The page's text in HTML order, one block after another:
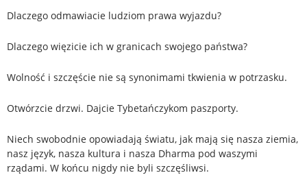
Dlaczego odmawiacie ludziom prawa wyjazdu?
Dlaczego więzicie ich w granicach swojego państwa?
Wolność i szczęście nie są synonimami tkwienia w potrzasku.
Otwórzcie drzwi. Dajcie Tybetańczykom paszporty.
Niech swobodnie opowiadają światu, jak mają się nasza ziemia,
nasz język, nasza kultura i nasza Dharma pod waszymi
rządami. W końcu nigdy nie byli szczęśliwsi.